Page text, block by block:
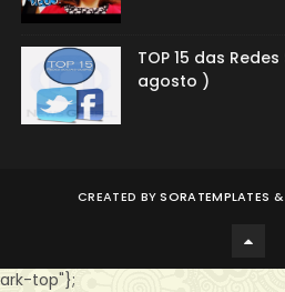
TOP 15 das
agosto )
CREATED BYSORATEMPLATES
ark-top"};